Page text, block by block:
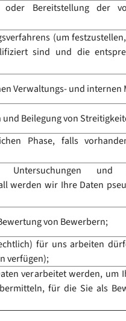
oder Bereitstellung der
(um
sind und die
Verwaltungs- und internen
Beilegung von
Phase, falls
Untersuchungen und
werden wir Ihre Daten
von Bewerbern;
für uns arbeiten
verfügen);
verarbeitet werden, um
für die Sie als